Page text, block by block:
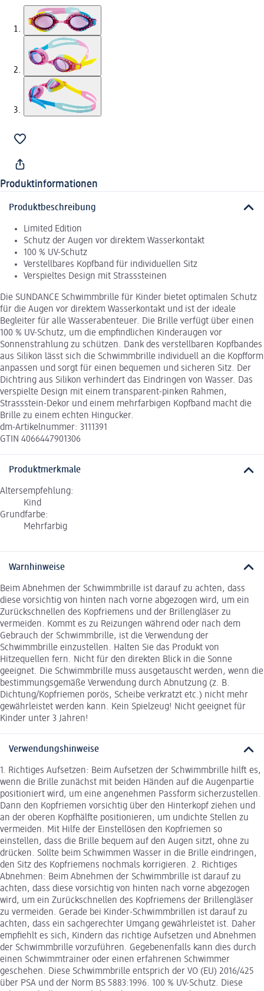
Produktinformationen
Produktbeschreibung
Limited Edition
Schutz der Augen vor direktem Wasserkontakt
100 % UV-Schutz
Verstellbares Kopfband für individuellen Sitz
Verspieltes Design mit Strasssteinen
Die SUNDANCE Schwimmbrille für Kinder bietet optimalen Schutz
für die Augen vor direktem Wasserkontakt und ist der ideale
Begleiter für alle Wasserabenteuer. Die Brille verfügt über einen
100 % UV-Schutz, um die empfindlichen Kinderaugen vor
Sonnenstrahlung zu schützen. Dank des verstellbaren Kopfbandes
aus Silikon lässt sich die Schwimmbrille individuell an die Kopfform
anpassen und sorgt für einen bequemen und sicheren Sitz. Der
Dichtring aus Silikon verhindert das Eindringen von Wasser. Das
verspielte Design mit einem transparent-pinken Rahmen,
Strassstein-Dekor und einem mehrfarbigen Kopfband macht die
Brille zu einem echten Hingucker.
dm-Artikelnummer: 3111391
GTIN 4066447901306
Produktmerkmale
Altersempfehlung:
Kind
Grundfarbe:
Mehrfarbig
Warnhinweise
Beim Abnehmen der Schwimmbrille ist darauf zu achten, dass
diese vorsichtig von hinten nach vorne abgezogen wird, um ein
Zurückschnellen des Kopfriemens und der Brillengläser zu
vermeiden. Kommt es zu Reizungen während oder nach dem
Gebrauch der Schwimmbrille, ist die Verwendung der
Schwimmbrille einzustellen. Halten Sie das Produkt von
Hitzequellen fern. Nicht für den direkten Blick in die Sonne
geeignet. Die Schwimmbrille muss ausgetauscht werden, wenn die
bestimmungsgemäße Verwendung durch Abnutzung (z. B.
Dichtung/Kopfriemen porös, Scheibe verkratzt etc.) nicht mehr
gewährleistet werden kann. Kein Spielzeug! Nicht geeignet für
Kinder unter 3 Jahren!
Verwendungshinweise
1. Richtiges Aufsetzen: Beim Aufsetzen der Schwimmbrille hilft es,
wenn die Brille zunächst mit beiden Händen auf die Augenpartie
positioniert wird, um eine angenehmen Passform sicherzustellen.
Dann den Kopfriemen vorsichtig über den Hinterkopf ziehen und
an der oberen Kopfhälfte positionieren, um undichte Stellen zu
vermeiden. Mit Hilfe der Einstellösen den Kopfriemen so
einstellen, dass die Brille bequem auf den Augen sitzt, ohne zu
drücken. Sollte beim Schwimmen Wasser in die Brille eindringen,
den Sitz des Kopfriemens nochmals korrigieren. 2. Richtiges
Abnehmen: Beim Abnehmen der Schwimmbrille ist darauf zu
achten, dass diese vorsichtig von hinten nach vorne abgezogen
wird, um ein Zurückschnellen des Kopfriemens der Brillengläser
zu vermeiden. Gerade bei Kinder-Schwimmbrillen ist darauf zu
achten, dass ein sachgerechter Umgang gewährleistet ist. Daher
empfiehlt es sich, Kindern das richtige Aufsetzen und Abnehmen
der Schwimmbrille vorzuführen. Gegebenenfalls kann dies durch
einen Schwimmtrainer oder einen erfahrenen Schwimmer
geschehen. Diese Schwimmbrille entsprich der VO (EU) 2016/425
über PSA und der Norm BS 5883:1996. 100 % UV-Schutz. Diese